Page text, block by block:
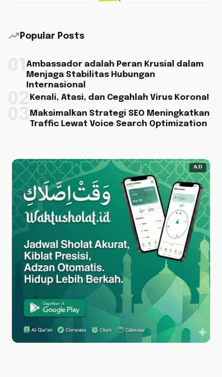
trending_up Popular Posts
Ambassador adalah Peran Krusial dalam
Menjaga Stabilitas Hubungan
Internasional
Kenali, Atasi, dan Cegahlah Virus Korona!
Maksimalkan Strategi SEO Meningkatkan
Traffic Lewat Voice Search Optimization
AD